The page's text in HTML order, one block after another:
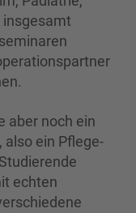
insgesamt
aber noch ein
also ein Pflege-
echten